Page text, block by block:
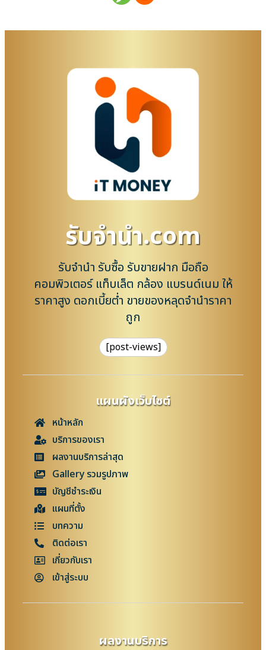
รับจํานํา.com
รับจำนำ รับซื้อ รับขายฝาก มือถือ
คอมพิวเตอร์ แท็บเล็ต กล้อง แบรนด์เนม ให้
ราคาสูง ดอกเบี้ยต่ำ ขายของหลุดจำนำราคา
ถูก
[post-views]
แผนผังเว็บไซต์
หน้าหลัก
บริการของเรา
ผลงานบริการล่าสุด
Gallery รวมรูปภาพ
บัญชีชำระเงิน
แผนที่ตั้ง
บทความ
ติดต่อเรา
เกี่ยวกับเรา
เข้าสู่ระบบ
ผลงานบริการ